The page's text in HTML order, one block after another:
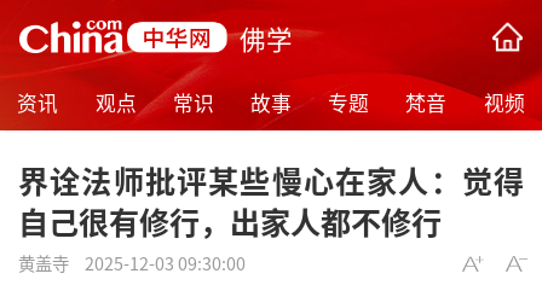
佛学
资讯 观点 常识 故事 专题 梵音 视频
界诠法师批评某些慢心在家人：觉得
自己很有修行，出家人都不修行
黄盖寺 2025-12-03 09:30:00